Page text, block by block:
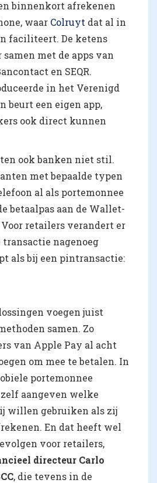
binnenkort afrekenen
waar Colruyt dat al in
faciliteert. De ketens
met de apps van
en SEQR.
in het Verenigd
beurt een eigen app,
ook direct kunnen
ook banken niet stil.
met bepaalde typen
al als portemonnee
betaalpas aan de Wallet-
retailers verandert er
nagenoeg
als bij een pintransactie:
voegen juist
samen. Zo
van Apple Pay al acht
om mee te betalen. In
portemonnee
aangeven welke
willen gebruiken als zij
En dat heeft wel
voor retailers,
directeur Carlo
, die tevens in de